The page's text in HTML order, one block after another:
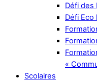
Défi des
Défi Eco
«
Scolaires